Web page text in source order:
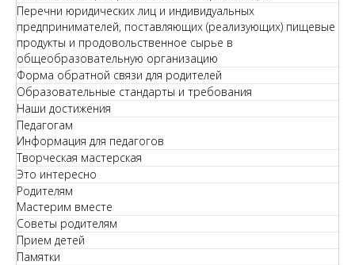
Перечни юридических лиц и индивидуальных
предпринимателей, поставляющих (реализующих) пищевые
продукты и продовольственное сырье в
общеобразовательную организацию
Форма обратной связи для родителей
Образовательные стандарты и требования
Наши достижения
Педагогам
Информация для педагогов
Творческая мастерская
Это интересно
Родителям
Мастерим вместе
Советы родителям
Прием детей
Памятки